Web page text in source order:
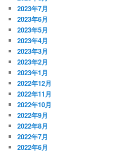
2023年7月
2023年6月
2023年5月
2023年4月
2023年3月
2023年2月
2023年1月
2022年12月
2022年11月
2022年10月
2022年9月
2022年8月
2022年7月
2022年6月